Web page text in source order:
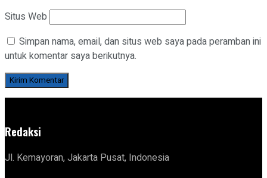
Situs Web
Simpan nama, email, dan situs web saya pada peramban ini
untuk komentar saya berikutnya.
Redaksi
Jl. Kemayoran, Jakarta Pusat, Indonesia